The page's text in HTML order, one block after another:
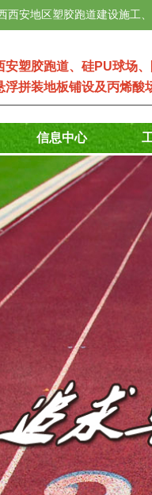
安塑胶跑道、 硅PU球场、
浮拼装地板铺设及丙烯酸
西安地区塑胶跑道建设施工
信息中心